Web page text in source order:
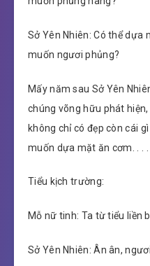
Sở Yên Nhiên: Có thể dựa
muốn ngươi phủng?
Mấy năm sau Sở Yên
chúng võng hữu phát
không chỉ có đẹp còn cái
muốn dựa mặt ăn cơm. . . .
Tiểu kịch trường:
Mỗ nữ tinh: Ta từ tiểu liền
Sở Yên Nhiên: Ân ân,